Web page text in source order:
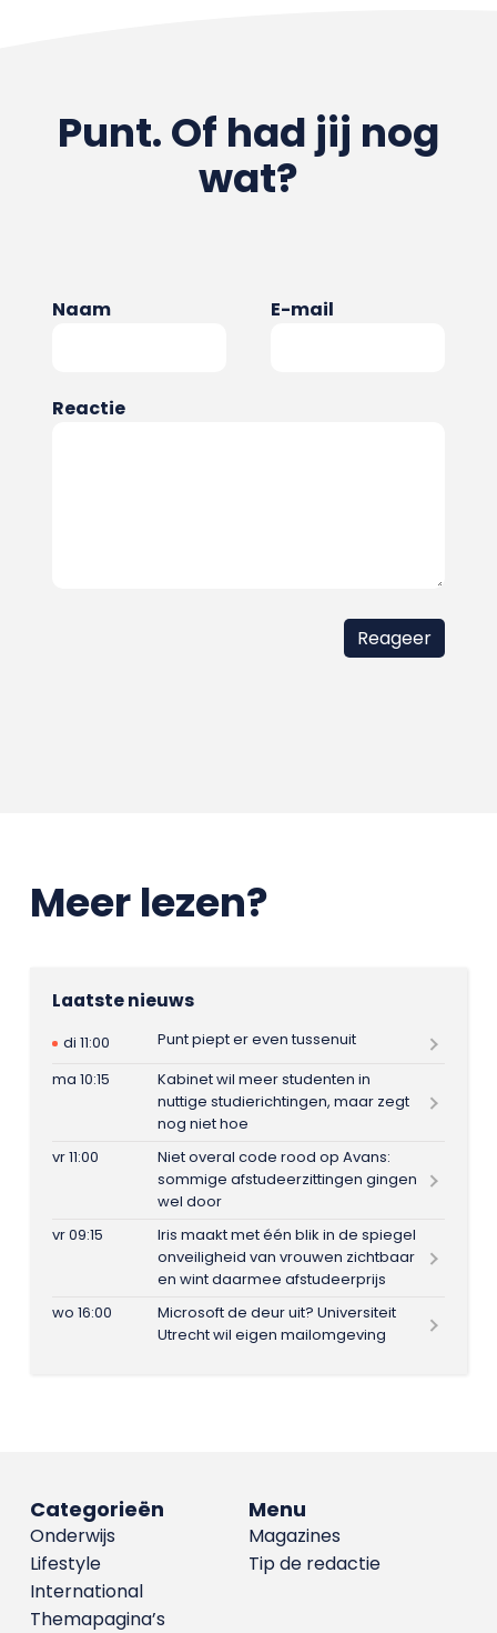
Punt. Of had jij nog
wat?
Naam E-mail
Reactie
Meer lezen?
Laatste nieuws
di 11:00
Punt piept er even tussenuit
ma 10:15
Kabinet wil meer studenten in
nuttige studierichtingen, maar zegt
nog niet hoe
vr 11:00
Niet overal code rood op Avans:
sommige afstudeerzittingen gingen
wel door
vr 09:15
Iris maakt met één blik in de spiegel
onveiligheid van vrouwen zichtbaar
en wint daarmee afstudeerprijs
wo 16:00
Microsoft de deur uit? Universiteit
Utrecht wil eigen mailomgeving
Menu
Magazines
Tip de redactie
Categorieën
Onderwijs
Lifestyle
International
Themapagina’s